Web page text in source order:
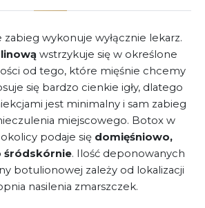
zabieg wykonuje wyłącznie lekarz.
wstrzykuje się w określone
od tego, które mięśnie chcemy
się bardzo cienkie igły, dlatego
jest minimalny i sam zabieg
miejscowego. Botox w
podaje się domięśniowo,
śródskórnie. Ilość deponowanych
botulionowej zależy od lokalizacji
nasilenia zmarszczek.